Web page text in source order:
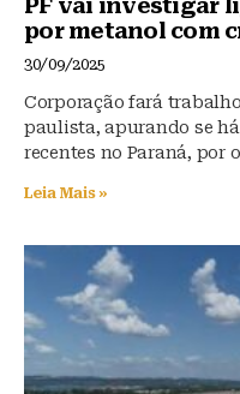
PF vai investigar
por metanol com
30/09/2025
Corporação fará
paulista, apurando se
recentes no Paraná, por
Leia Mais »